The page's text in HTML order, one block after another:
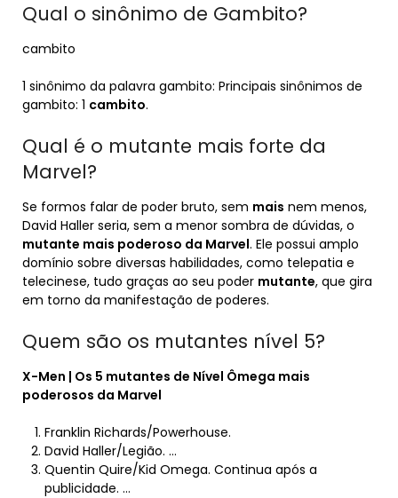
Qual o sinônimo de Gambito?
cambito
1 sinônimo da palavra gambito: Principais sinônimos de
gambito: 1 cambito.
Qual é o mutante mais forte da
Marvel?
Se formos falar de poder bruto, sem mais nem menos,
David Haller seria, sem a menor sombra de dúvidas, o
mutante mais poderoso da Marvel. Ele possui amplo
domínio sobre diversas habilidades, como telepatia e
telecinese, tudo graças ao seu poder mutante, que gira
em torno da manifestação de poderes.
Quem são os mutantes nível 5?
X-Men | Os 5 mutantes de Nível Ômega mais
poderosos da Marvel
Franklin Richards/Powerhouse.
David Haller/Legião. …
Quentin Quire/Kid Omega. Continua após a
publicidade. …